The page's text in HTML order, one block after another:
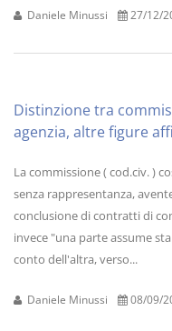
Daniele Minussi 27/12/
Distinzione tra
agenzia, altre figure
La commissione ( cod.civ. )
senza rappresentanza,
conclusione di contratti di
invece "una parte assume
conto dell'altra, verso...
Daniele Minussi 08/09/